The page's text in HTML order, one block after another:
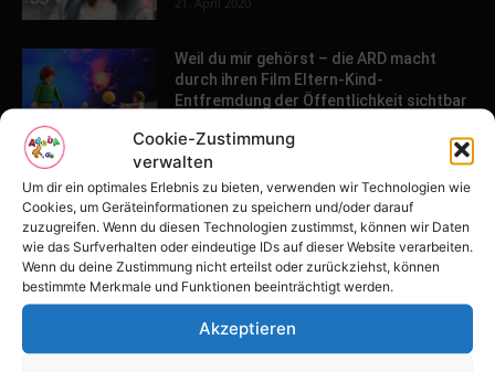
Cookie-Zustimmung
verwalten
Um dir ein optimales Erlebnis zu bieten, verwenden wir Technologien wie
Cookies, um Geräteinformationen zu speichern und/oder darauf
zuzugreifen. Wenn du diesen Technologien zustimmst, können wir Daten
wie das Surfverhalten oder eindeutige IDs auf dieser Website verarbeiten.
Wenn du deine Zustimmung nicht erteilst oder zurückziehst, können
bestimmte Merkmale und Funktionen beeinträchtigt werden.
Akzeptieren
Weil du mir gehörst – die ARD macht
durch ihren Film Eltern-Kind-
Entfremdung der Öffentlichkeit sichtbar
POPULAR POSTS
Tulpenfest läutet Frühling in Potsdam
ein
16. April 2026